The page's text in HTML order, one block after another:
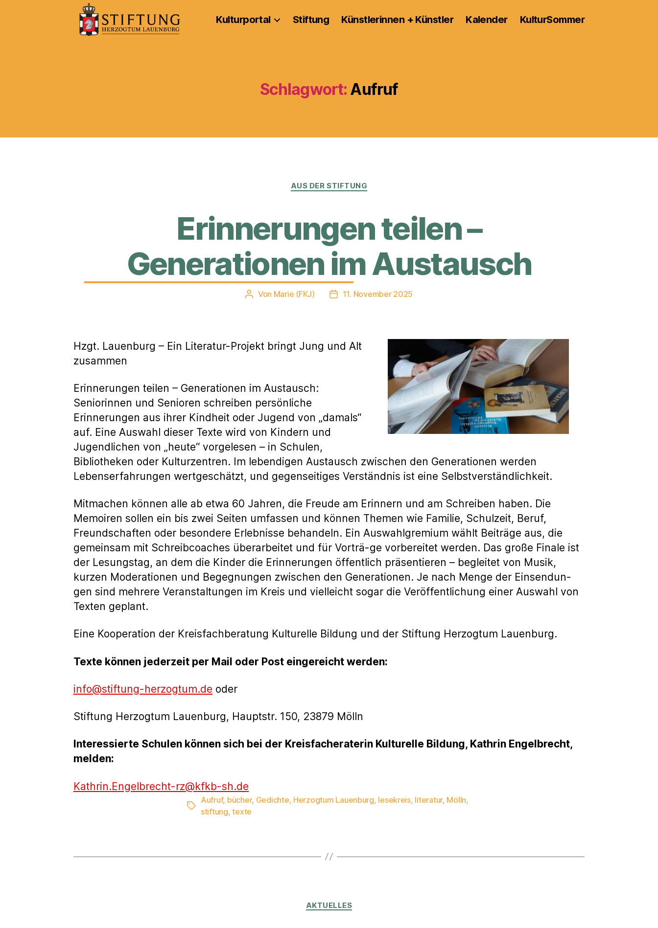
Kulturportal Stiftung Künstlerinnen + Künstler Kalender KulturSommer
Schlagwort: Aufruf
Kategorien
AUS DER STIFTUNG
Erinnerungen teilen –
Generationen im Austausch
Beitragsautor
Von Marie (FKJ) Veröffentlichungsdatum
11. November 2025
Hzgt. Lauenburg – Ein Literatur-Projekt bringt Jung und Alt
zusammen
Erinnerungen teilen – Generationen im Austausch:
Seniorinnen und Senioren schreiben persönliche
Erinnerungen aus ihrer Kindheit oder Jugend von „damals“
auf. Eine Auswahl dieser Texte wird von Kindern und
Jugendlichen von „heute“ vorgelesen – in Schulen,
Bibliotheken oder Kulturzentren. Im lebendigen Austausch zwischen den Generationen werden
Lebenserfahrungen wertgeschätzt, und gegenseitiges Verständnis ist eine Selbstverständlichkeit.
Mitmachen können alle ab etwa 60 Jahren, die Freude am Erinnern und am Schreiben haben. Die
Memoiren sollen ein bis zwei Seiten umfassen und können Themen wie Familie, Schulzeit, Beruf,
Freundschaften oder besondere Erlebnisse behandeln. Ein Auswahlgremium wählt Beiträge aus, die
gemeinsam mit Schreibcoaches überarbeitet und für Vorträ-ge vorbereitet werden. Das große Finale ist
der Lesungstag, an dem die Kinder die Erinnerungen öffentlich präsentieren – begleitet von Musik,
kurzen Moderationen und Begegnungen zwischen den Generationen. Je nach Menge der Einsendun-
gen sind mehrere Veranstaltungen im Kreis und vielleicht sogar die Veröffentlichung einer Auswahl von
Texten geplant.
Eine Kooperation der Kreisfachberatung Kulturelle Bildung und der Stiftung Herzogtum Lauenburg.
Texte können jederzeit per Mail oder Post eingereicht werden:
info@stiftung-herzogtum.de oder
Stiftung Herzogtum Lauenburg, Hauptstr. 150, 23879 Mölln
Interessierte Schulen können sich bei der Kreisfacheraterin Kulturelle Bildung, Kathrin Engelbrecht,
melden:
Kathrin.Engelbrecht-rz@kfkb-sh.de
Schlagwörter
Aufruf, bücher, Gedichte, Herzogtum Lauenburg, lesekreis, literatur, Mölln,
stiftung,texte
Kategorien
AKTUELLES